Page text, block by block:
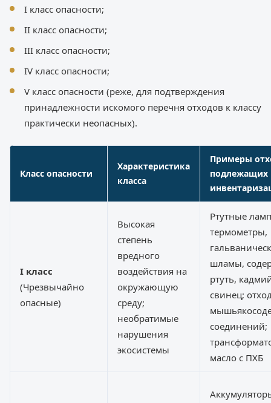
I класс опасности;
II класс опасности;
III класс опасности;
IV класс опасности;
V класс опасности (реже, для подтверждения
принадлежности искомого перечня отходов к классу
практически неопасных).
Класс опасности
Характеристика
класса
Примеры
подлежащих
I класс
(Чрезвычайно
опасные)
Высокая
степень
вредного
воздействия на
окружающую
среду;
необратимые
нарушения
экосистемы
Ртутные
термометры,
шламы,
ртуть,
свинец;
соединений;
масло с ПХБ